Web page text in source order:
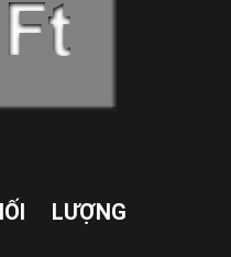
LƯỢNG